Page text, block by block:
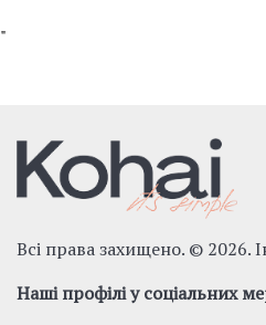
"
Всі права захищено. © 2026.
Наші профілі у соціальних